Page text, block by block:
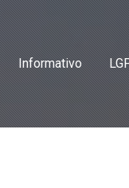
Informativo